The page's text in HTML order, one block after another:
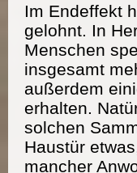
Im Endeffekt
gelohnt. In
Menschen
insgesamt
außerdem
erhalten.
solchen
Haustür
mancher